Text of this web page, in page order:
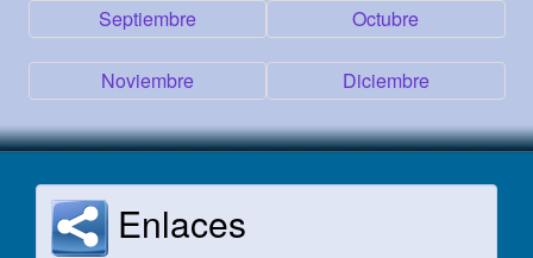
Septiembre Octubre
Noviembre Diciembre
Enlaces